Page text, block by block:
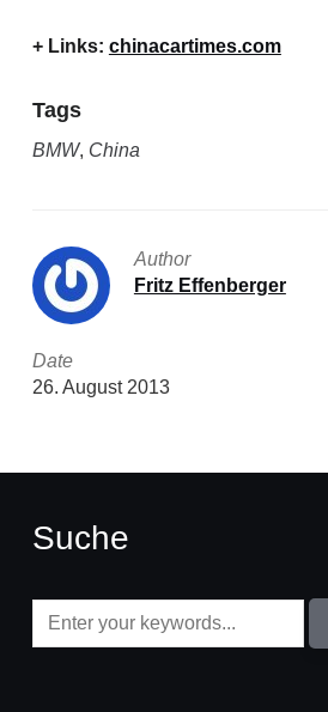
+ Links: chinacartimes.com
Tags
BMW, China
Author
Fritz Effenberger
Date
26. August 2013
Suche